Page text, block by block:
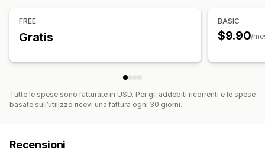
FREE
Gratis
BASIC
$9.90/
Tutte le spese sono fatturate in USD. Per gli addebiti ricorrenti e le spese
basate sull’utilizzo ricevi una fattura ogni 30 giorni.
Recensioni